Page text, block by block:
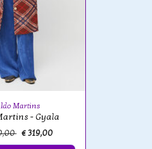
Martins
- Gyala
€ 319,00